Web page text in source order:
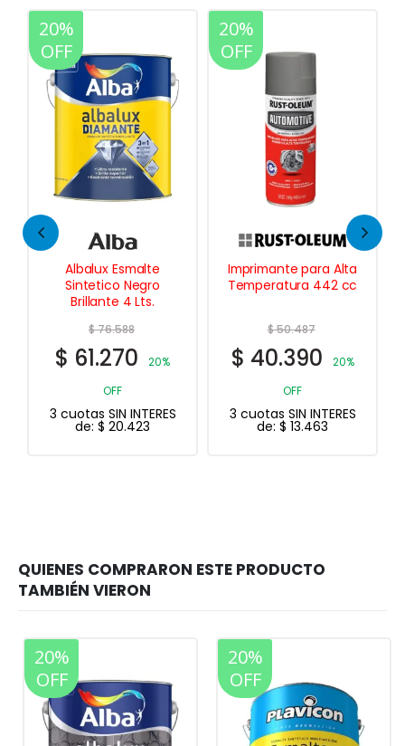
20%
OFF
Imprimante para Alta
Temperatura 442 cc
$50.487
$40.390
20%
OFF
3 cuotas SIN INTERES
de:$ 13.463
20%
OFF
Cepillo de Mano Lava
Autos
$6.264
$ 5.011 20% OFF
3 cuotas SIN INTERES
$1.670
20%
OFF
20%
OFF